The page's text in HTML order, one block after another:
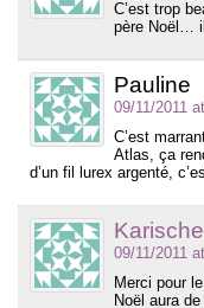
C’est trop
père Noël…
Pauline
09/11/2011
C’est
Atlas, ça
d’un fil lurex argenté,
Karische
09/11/2011
Merci pour
Noël aura